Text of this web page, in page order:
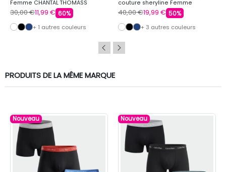
Femme CHANTAL THOMASS
30,00 €11,99 € 60%
+ 1 autres couleurs
couture sheryline Femme
CHANTAL THOMASS
40,00 €19,99 € 50%
+ 3 autres couleurs
PRODUITS DE LA MÊME MARQUE
Nouveau Nouveau